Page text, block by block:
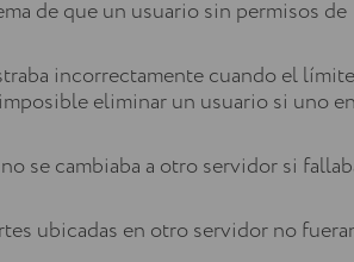
de que un usuario sin permisos de
incorrectamente cuando el
eliminar un usuario si uno
se cambiaba a otro servidor si
ubicadas en otro servidor no